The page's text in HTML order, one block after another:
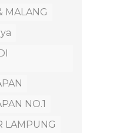
MALANG
NO.1
LAMPUNG